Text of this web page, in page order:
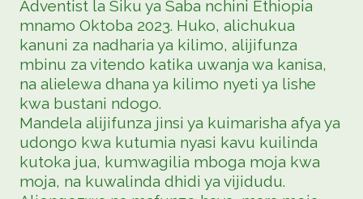
Adventist la Siku ya Saba nchini Ethiopia
mnamo Oktoba 2023. Huko, alichukua
kanuni za nadharia ya kilimo, alijifunza
mbinu za vitendo katika uwanja wa kanisa,
na alielewa dhana ya kilimo nyeti ya lishe
kwa bustani ndogo.
Mandela alijifunza jinsi ya kuimarisha afya ya
udongo kwa kutumia nyasi kavu kuilinda
kutoka jua, kumwagilia mboga moja kwa
moja, na kuwalinda dhidi ya vijidudu.